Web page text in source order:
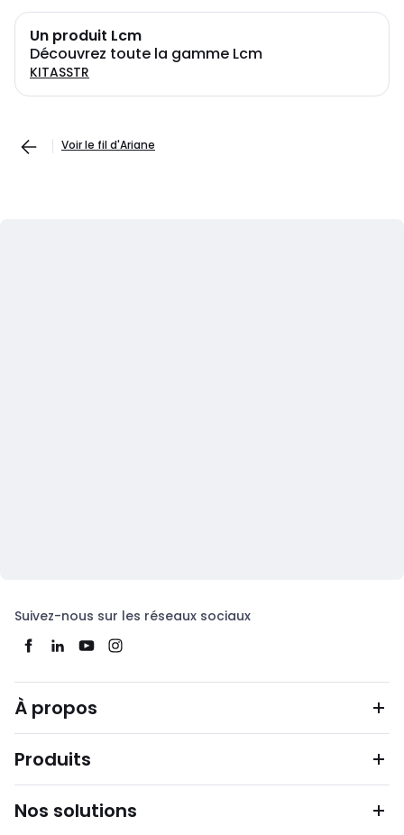
Un produit Lcm
Découvrez toute la gamme Lcm
KITASSTR
Voir le fil d'Ariane
Suivez-nous sur les réseaux sociaux
À propos
Produits
Nos solutions